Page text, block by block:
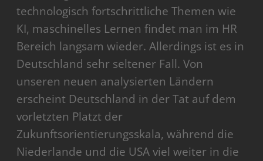
technologisch fortschrittliche Themen wie
KI, maschinelles Lernen findet man im HR
Bereich langsam wieder. Allerdings ist es in
Deutschland sehr seltener Fall. Von
unseren neuen analysierten Ländern
erscheint Deutschland in der Tat auf dem
vorletzten Platzt der
Zukunftsorientierungsskala, während die
Niederlande und die USA viel weiter in die